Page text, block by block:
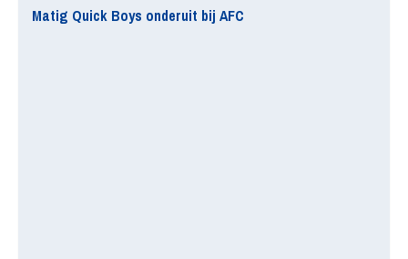
Matig Quick Boys onderuit bij AFC